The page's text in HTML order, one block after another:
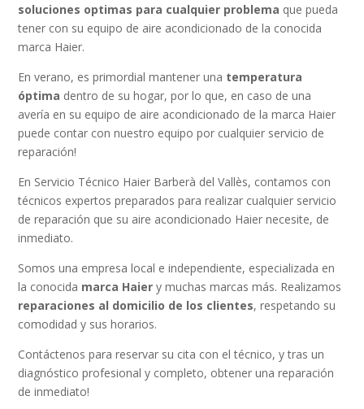
soluciones optimas para cualquier problema que pueda
tener con su equipo de aire acondicionado de la conocida
marca Haier.
En verano, es primordial mantener una temperatura
óptima dentro de su hogar, por lo que, en caso de una
avería en su equipo de aire acondicionado de la marca Haier
puede contar con nuestro equipo por cualquier servicio de
reparación!
En Servicio Técnico Haier Barberà del Vallès, contamos con
técnicos expertos preparados para realizar cualquier servicio
de reparación que su aire acondicionado Haier necesite, de
inmediato.
Somos una empresa local e independiente, especializada en
la conocida marca Haier y muchas marcas más. Realizamos
reparaciones al domicilio de los clientes, respetando su
comodidad y sus horarios.
Contáctenos para reservar su cita con el técnico, y tras un
diagnóstico profesional y completo, obtener una reparación
de inmediato!